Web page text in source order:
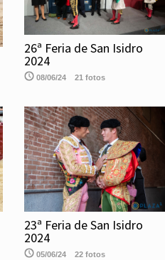
26ª Feria de San Isidro
2024
08/06/24 21 fotos
23ª Feria de San Isidro
2024
05/06/24 22 fotos